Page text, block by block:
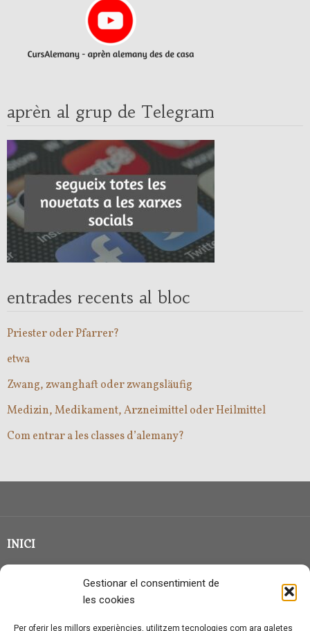
Gestionar el consentimient de
les cookies
Per oferir les millors experiències, utilitzem tecnologies com ara galetes
aprèn al grup de Telegram
entrades recents al bloc
Priester oder Pfarrer?
etwa
Zwang, zwanghaft oder zwangsläufig
Medizin, Medikament, Arzneimittel oder Heilmittel
Com entrar a les classes d’alemany?
INICI
CLASSE EN GRUP
QUI SOC?